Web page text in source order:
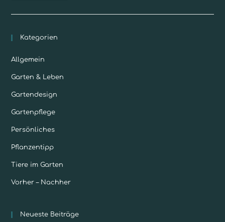
Kategorien
Allgemein
Garten & Leben
Gartendesign
Gartenpflege
Persönliches
Pflanzentipp
Tiere im Garten
Vorher – Nachher
Neueste Beiträge